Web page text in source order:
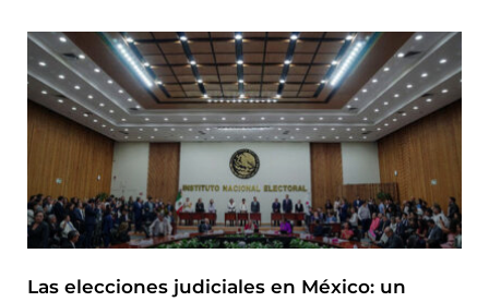
Las elecciones judiciales en México: un